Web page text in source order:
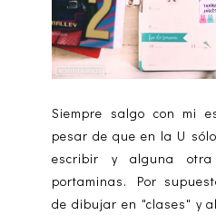
Siempre salgo con mi
pesar de que en la U
escribir y alguna
portaminas. Por
de dibujar en "clases" y